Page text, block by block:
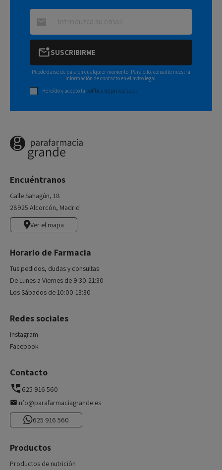
SUSCRIBIRME
Puede darse de baja en cualquier momento. Para ello, consulte nuestra
información de contacto en el aviso legal.
He leído y acepto la política de privacidad.
Encuéntranos
Calle Sahagún, 18
28925 Alcorcón, Madrid
Ver el mapa
Horario de Farmacia
Tus pedidos, dudas y consultas
De Lunes a Viernes de 9:30-21:30
Los Sábados de 10:00-13:30
Redes sociales
Instagram
Facebook
Contacto
625 916 560
info@parafarmaciagrande.es
625 916 560
Productos
Productos de nutrición